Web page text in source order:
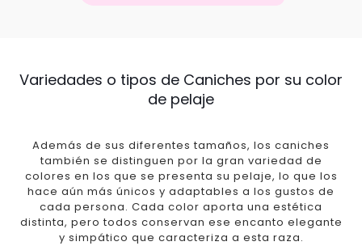
Variedades o tipos de Caniches por su color
de pelaje
Además de sus diferentes tamaños, los caniches
también se distinguen por la gran variedad de
colores en los que se presenta su pelaje, lo que los
hace aún más únicos y adaptables a los gustos de
cada persona. Cada color aporta una estética
distinta, pero todos conservan ese encanto elegante
y simpático que caracteriza a esta raza.